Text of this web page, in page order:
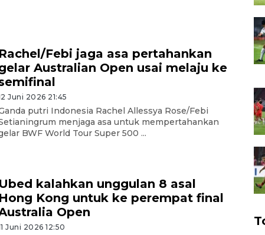
Rachel/Febi jaga asa pertahankan
Australian Open usai melaju ke
Juni 2026 21:45
putri Indonesia Rachel Allessya Rose/Febi
menjaga asa untuk mempertahankan
BWF World Tour Super 500 ...
Ubed kalahkan unggulan 8 asal
Hong Kong untuk ke perempat final
Open
Juni 2026 12:50